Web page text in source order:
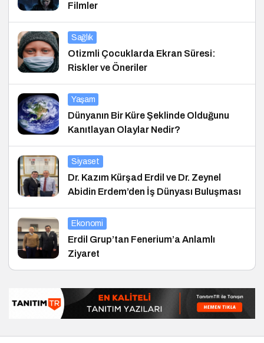
Filmler
Sağlık
Otizmli Çocuklarda Ekran Süresi:
Riskler ve Öneriler
Yaşam
Dünyanın Bir Küre Şeklinde Olduğunu
Kanıtlayan Olaylar Nedir?
Siyaset
Dr. Kazım Kürşad Erdil ve Dr. Zeynel
Abidin Erdem’den İş Dünyası Buluşması
Ekonomi
Erdil Grup’tan Fenerium’a Anlamlı
Ziyaret